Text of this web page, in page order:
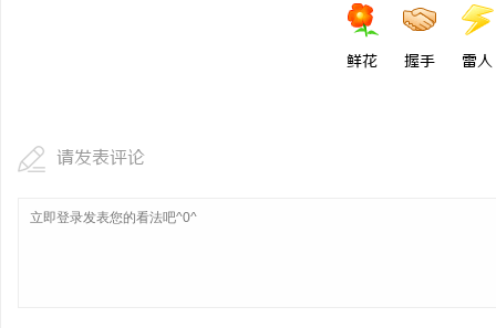
鲜花 握手 雷人
请发表评论